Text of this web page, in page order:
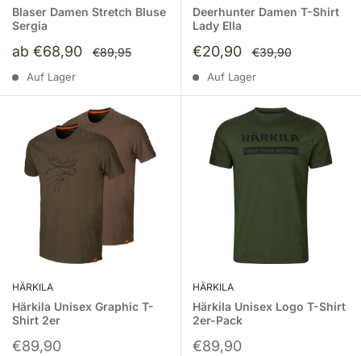
Blaser Damen Stretch Bluse
Sergia
Sonderpreis
ab €68,90 Normalpreis
€89,95
Auf Lager
Deerhunter Damen T-Shirt
Lady Ella
Sonderpreis
€20,90 Normalpreis
€39,90
Auf Lager
HÄRKILA
Härkila Unisex Graphic T-
Shirt 2er
Sonderpreis
€89,90
HÄRKILA
Härkila Unisex Logo T-Shirt
2er-Pack
Sonderpreis
€89,90